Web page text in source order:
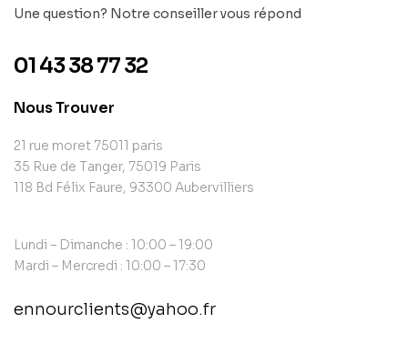
Une question? Notre conseiller vous répond
01 43 38 77 32
Nous Trouver
21 rue moret 75011 paris
35 Rue de Tanger, 75019 Paris
118 Bd Félix Faure, 93300 Aubervilliers
Lundi – Dimanche : 10:00 – 19:00
Mardi – Mercredi : 10:00 – 17:30
ennourclients@yahoo.fr